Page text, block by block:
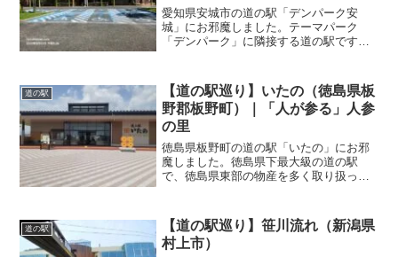
愛知県安城市の道の駅「デンパーク安
城」にお邪魔しました。テーマパーク
「デンパーク」に隣接する道の駅です。
す。デンパーク製の地ビールやドイツソ
ーセージは絶品です！
道の駅
【道の駅巡り】いたの（徳島県板
野郡板野町）｜「人が参る」人参
の里
徳島県板野町の道の駅「いたの」にお邪
魔しました。徳島県下最大級の道の駅
で、徳島県東部の物産を多く取り扱って
憩に最適です。災害時の拠点としての機
能も備えています。
道の駅
【道の駅巡り】笹川流れ（新潟県
村上市）